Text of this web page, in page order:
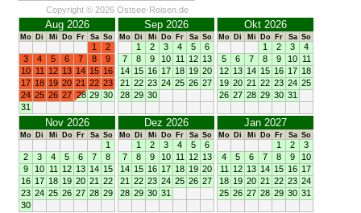
Copyright © 2026 Ostsee-Reisen.de
Aug 2026
Mo Di Mi Do Fr Sa So
1
2
3
4 5 6 7 8
9
10 11 12 13 14 15 16
17 18 19 20 21 22 23
24 25 26 27 28 29 30
31
Sep 2026
Mo Di Mi Do Fr Sa So
1 2 3 4 5
6
7
8 9 10 11 12 13
14 15 16 17 18 19 20
21 22 23 24 25 26 27
28 29 30
Okt 2026
Mo Di Mi Do Fr Sa So
1 2 3
4
5
6 7 8 9 10 11
12 13 14 15 16 17 18
19 20 21 22 23 24 25
26 27 28 29 30 31
Nov 2026
Mo Di Mi Do Fr Sa So
1
2
3 4 5 6 7
8
9
10 11 12 13 14 15
16 17 18 19 20 21 22
23 24 25 26 27 28 29
30
Dez 2026
Mo Di Mi Do Fr Sa So
1 2 3 4 5
6
7
8 9 10 11 12 13
14 15 16 17 18 19 20
21 22 23 24 25 26 27
28 29 30 31
Jan 2027
Mo Di Mi Do Fr Sa So
1 2
3
4
5 6 7 8 9
10
11
12 13 14 15 16 17
18 19 20 21 22 23 24
25 26 27 28 29 30 31